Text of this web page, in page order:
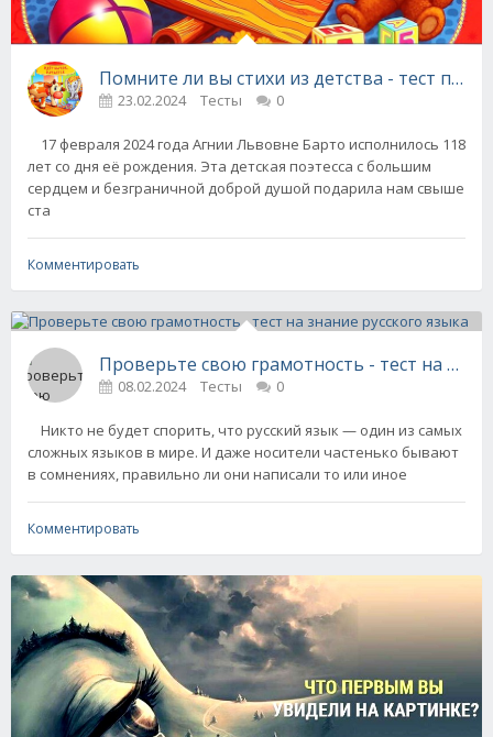
Помните ли вы стихи из детства - тест по
23.02.2024 Тесты 0
17 февраля 2024 года Агнии Львовне Барто исполнилось 118
лет со дня её рождения. Эта детская поэтесса с большим
сердцем и безграничной доброй душой подарила нам свыше
ста
Комментировать
Проверьте свою грамотность - тест на
08.02.2024 Тесты 0
Никто не будет спорить, что русский язык — один из самых
сложных языков в мире. И даже носители частенько бывают
в сомнениях, правильно ли они написали то или иное
Комментировать